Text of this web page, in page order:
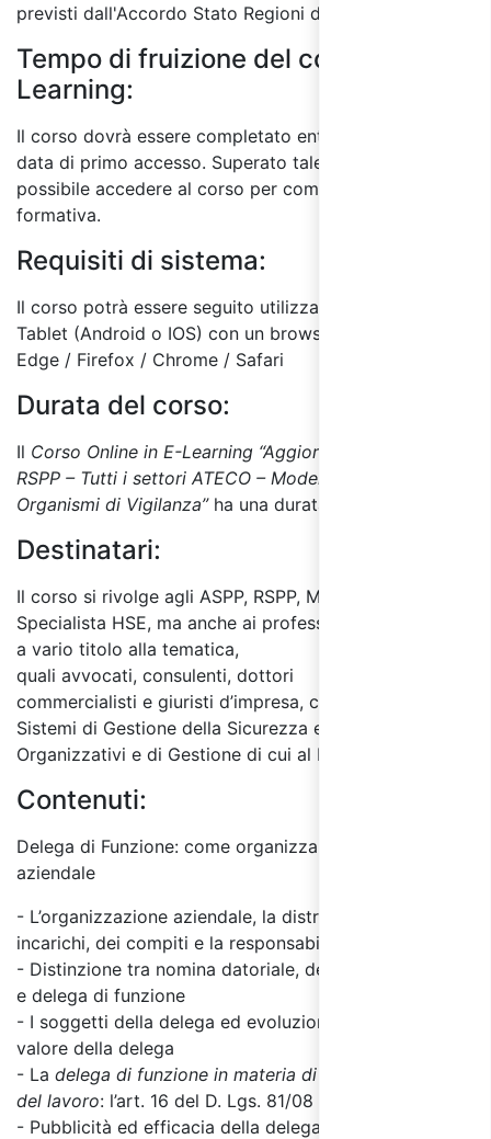
previsti dall'Accordo Stato Regioni del 17/4/2025.
Tempo di fruizione del corso E-
Learning:
Il corso dovrà essere completato entro 60 giorni dalla
data di primo accesso. Superato tale termine, non sarà
possibile accedere al corso per completare l'attività
formativa.
Requisiti di sistema:
Il corso potrà essere seguito utilizzando un PC o
Tablet (Android o IOS) con un browser a scelta tra:
Edge / Firefox / Chrome / Safari
Durata del corso:
Il Corso Online in E-Learning “Aggiornamento ASPP e
RSPP – Tutti i settori ATECO – Modelli Organizzativi e
Organismi di Vigilanza” ha una durata di 8 ore.
Destinatari:
Il corso si rivolge agli ASPP, RSPP, Manager HSE e
Specialista HSE, ma anche ai professionisti interessati
a vario titolo alla tematica,
quali avvocati, consulenti, dottori
commercialisti e giuristi d’impresa, consulenti sui
Sistemi di Gestione della Sicurezza e Modelli
Organizzativi e di Gestione di cui al D. Lgs. 231/01.
Contenuti:
Delega di Funzione: come organizzare la sicurezza
aziendale
- L’organizzazione aziendale, la distribuzione degli
incarichi, dei compiti e la responsabilità
- Distinzione tra nomina datoriale, delega di fatto
e delega di funzione
- I soggetti della delega ed evoluzione dell’istituto,
valore della delega
- La delega di funzione in materia di salute e sicurezza
del lavoro: l’art. 16 del D. Lgs. 81/08
- Pubblicità ed efficacia della delega